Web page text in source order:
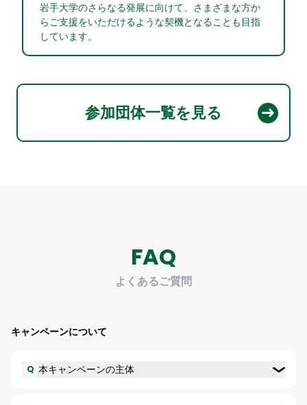
岩手大学のさらなる発展に向けて、さまざまな方か
らご支援をいただけるような契機となることも目指
しています。
参加団体一覧を見る
FAQ
よくあるご質問
キャンペーンについて
Q 本キャンペーンの主体